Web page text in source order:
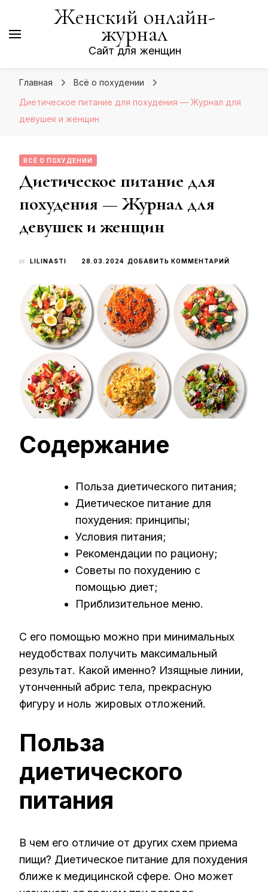
Женский онлайн-
журнал
Сайт для женщин
Главная
Всё о похудении
Диетическое питание для похудения — Журнал для
девушек и женщин
ВСЁ О ПОХУДЕНИИ
Диетическое питание для
похудения — Журнал для
девушек и женщин
от LILINASTI 28.03.2024 ДОБАВИТЬ КОММЕНТАРИЙ
ПИТАНИЕ
ДЛЯ
—
ЖУРНАЛ
ДЛЯ
ЖЕНЩИН
Содержание
Польза диетического питания;
Диетическое питание для
похудения: принципы;
Условия питания;
Рекомендации по рациону;
Советы по похудению с
помощью диет;
Приблизительное меню.
С его помощью можно при минимальных
неудобствах получить максимальный
результат. Какой именно? Изящные линии,
утонченный абрис тела, прекрасную
фигуру и ноль жировых отложений.
Польза
диетического
питания
В чем его отличие от других схем приема
пищи? Диетическое питание для похудения
ближе к медицинской сфере. Оно может